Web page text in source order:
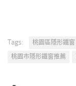
Tags: 桃園區隱形鐵窗
桃園市隱形鐵窗推薦